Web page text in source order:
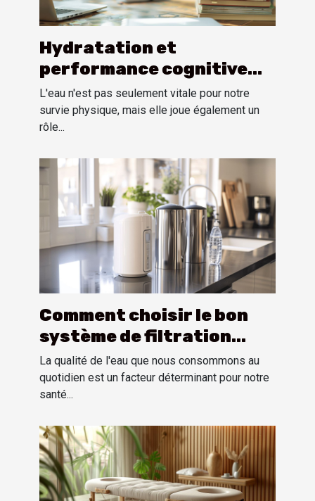
Hydratation et
performance cognitive
comment l'eau améliore la
concentration et la
mémoire
L'eau n'est pas seulement vitale pour notre
survie physique, mais elle joue également un
rôle...
Comment choisir le bon
système de filtration
d'eau pour votre domicile
La qualité de l'eau que nous consommons au
quotidien est un facteur déterminant pour notre
santé...